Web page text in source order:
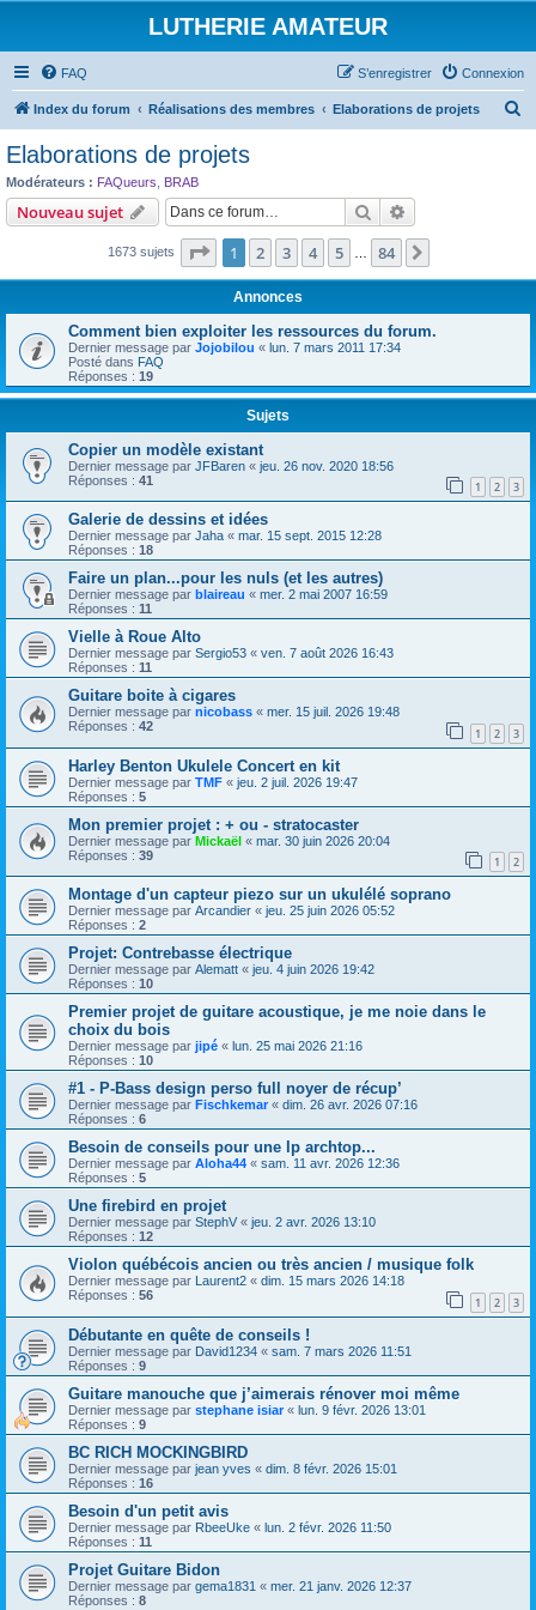
LUTHERIE AMATEUR
FAQ Connexion
S’enregistrer
Index du forum Réalisations des membres Elaborations de projets
c
Elaborations de projets
Modérateurs : FAQueurs BRAB
Nouveau sujet Rechercher
1673 sujets Page 1sur84
1 2 3 4 5 84
Annonces
Comment bien exploiter les ressources du forum.
Dernier message par Jojobilou « lun. 7 mars 2011 17:34
Posté dans FAQ
Réponses : 19
Sujets
Copier un modèle existant
Dernier message par JFBaren « jeu. 26 nov. 2020 18:56
Réponses : 41 1 2 3
Galerie de dessins et idées
Dernier message par Jaha « mar. 15 sept. 2015 12:28
Réponses : 18
Faire un plan...pour les nuls (et les autres)
Dernier message par blaireau « mer. 2 mai 2007 16:59
Réponses : 11
Vielle à Roue Alto
Dernier message par Sergio53 « ven. 7 août 2026 16:43
Réponses : 11
Guitare boite à cigares
Dernier message par nicobass « mer. 15 juil. 2026 19:48
Réponses : 42 1 2 3
Harley Benton Ukulele Concert en kit
Dernier message par TMF « jeu. 2 juil. 2026 19:47
Réponses : 5
Mon premier projet : + ou - stratocaster
Dernier message par Mickaël « mar. 30 juin 2026 20:04
Réponses : 39 1 2
Montage d'un capteur piezo sur un ukulélé soprano
Dernier message par Arcandier « jeu. 25 juin 2026 05:52
Réponses : 2
Projet: Contrebasse électrique
Dernier message par Alematt « jeu. 4 juin 2026 19:42
Réponses : 10
Premier projet de guitare acoustique, je me noie dans le
choix du bois
Dernier message par jipé « lun. 25 mai 2026 21:16
Réponses : 10
#1 - P-Bass design perso full noyer de récup’
Dernier message par Fischkemar « dim. 26 avr. 2026 07:16
Réponses : 6
Besoin de conseils pour une lp archtop...
Dernier message par Aloha44 « sam. 11 avr. 2026 12:36
Réponses : 5
Une firebird en projet
Dernier message par StephV « jeu. 2 avr. 2026 13:10
Réponses : 12
Violon québécois ancien ou très ancien / musique folk
Dernier message par Laurent2 « dim. 15 mars 2026 14:18
Réponses : 56 1 2 3
Débutante en quête de conseils !
Dernier message par David1234 « sam. 7 mars 2026 11:51
Réponses : 9
Guitare manouche que j’aimerais rénover moi même
Dernier message par stephane isiar« lun. 9 févr. 2026 13:01
Réponses : 9
BC RICH MOCKINGBIRD
Dernier message par jean yves « dim. 8 févr. 2026 15:01
Réponses : 16
Besoin d'un petit avis
Dernier message par RbeeUke « lun. 2 févr. 2026 11:50
Réponses : 11
Projet Guitare Bidon
Dernier message par gema1831 « mer. 21 janv. 2026 12:37
Réponses : 8